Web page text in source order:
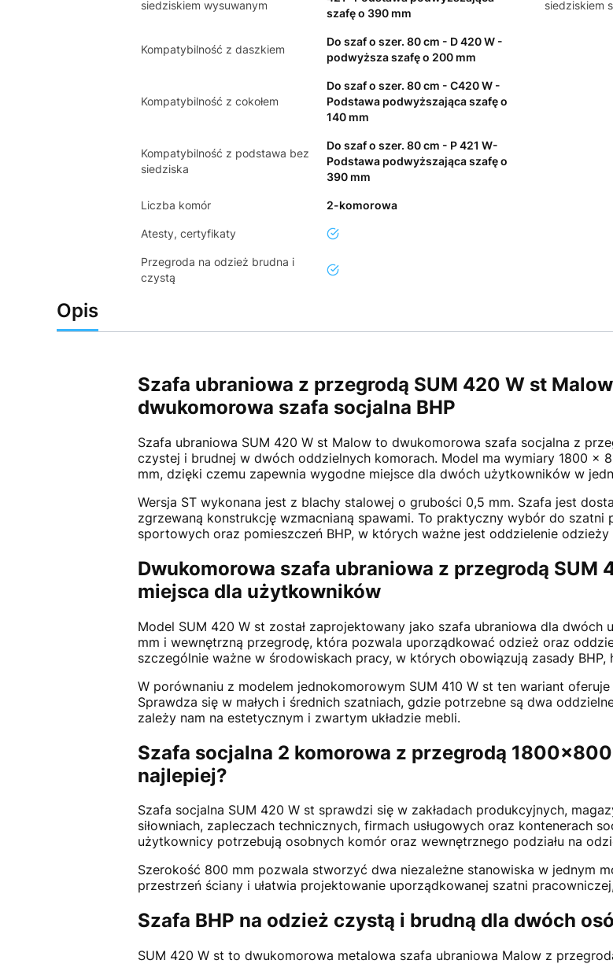
siedziskiem wysuwanym
szafę o 390 mm
siedziskiem
Kompatybilność z daszkiem
Do szaf o szer. 80 cm - D 420 W -
podwyższa szafę o 200 mm
Kompatybilność z cokołem
Do szaf o szer. 80 cm - C420 W -
Podstawa podwyższająca szafę o
140 mm
Kompatybilność z podstawa bez
siedziska
Do szaf o szer. 80 cm - P 421 W-
Podstawa podwyższająca szafę o
390 mm
Liczba komór 2-komorowa
Atesty, certyfikaty tak
Przegroda na odzież brudna i
czystą
tak
Opis
Szafa ubraniowa z przegrodą SUM 420 W st
dwukomorowa szafa socjalna BHP
Szafa ubraniowa SUM 420 W st Malow to dwukomorowa szafa socjalna z
czystej i brudnej w dwóch oddzielnych komorach. Model ma wymiary 1800
mm, dzięki czemu zapewnia wygodne miejsce dla dwóch użytkowników w
Wersja ST wykonana jest z blachy stalowej o grubości 0,5 mm. Szafa jest
zgrzewaną konstrukcję wzmacnianą spawami. To praktyczny wybór do szatni
sportowych oraz pomieszczeń BHP, w których ważne jest oddzielenie
Dwukomorowa szafa ubraniowa z przegrodą SUM
miejsca dla użytkowników
Model SUM 420 W st został zaprojektowany jako szafa ubraniowa dla
mm i wewnętrzną przegrodę, która pozwala uporządkować odzież oraz
szczególnie ważne w środowiskach pracy, w których obowiązują zasady
W porównaniu z modelem jednokomorowym SUM 410 W st ten wariant
Sprawdza się w małych i średnich szatniach, gdzie potrzebne są dwa
zależy nam na estetycznym i zwartym układzie mebli.
Szafa socjalna 2 komorowa z przegrodą
najlepiej?
Szafa socjalna SUM 420 W st sprawdzi się w zakładach produkcyjnych,
siłowniach, zapleczach technicznych, firmach usługowych oraz kontenerach
użytkownicy potrzebują osobnych komór oraz wewnętrznego podziału na
Szerokość 800 mm pozwala stworzyć dwa niezależne stanowiska w jednym
przestrzeń ściany i ułatwia projektowanie uporządkowanej szatni
Szafa BHP na odzież czystą i brudną dla dwóch
SUM 420 W st to dwukomorowa metalowa szafa ubraniowa Malow z